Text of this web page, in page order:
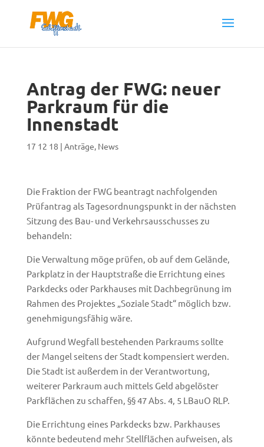
Antrag der FWG: neuer
Parkraum für die
Innenstadt
17 12 18 | Anträge, News
Die Fraktion der FWG beantragt nachfolgenden
Prüfantrag als Tagesordnungspunkt in der nächsten
Sitzung des Bau- und Verkehrsausschusses zu
behandeln:
Die Verwaltung möge prüfen, ob auf dem Gelände,
Parkplatz in der Hauptstraße die Errichtung eines
Parkdecks oder Parkhauses mit Dachbegrünung im
Rahmen des Projektes „Soziale Stadt“ möglich bzw.
genehmigungsfähig wäre.
Aufgrund Wegfall bestehenden Parkraums sollte
der Mangel seitens der Stadt kompensiert werden.
Die Stadt ist außerdem in der Verantwortung,
weiterer Parkraum auch mittels Geld abgelöster
Parkflächen zu schaffen, §§ 47 Abs. 4, 5 LBauO RLP.
Die Errichtung eines Parkdecks bzw. Parkhauses
könnte bedeutend mehr Stellflächen aufweisen, als